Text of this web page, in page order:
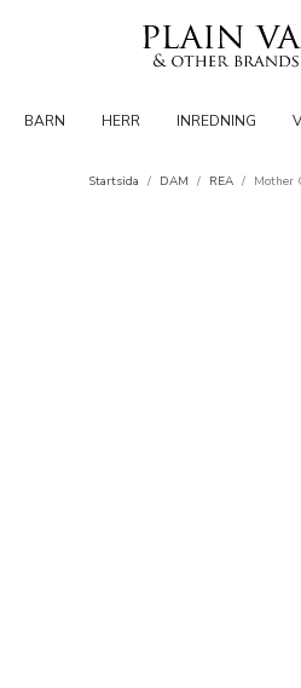
BARN HERR INREDNING
Startsida / DAM / REA / Mother